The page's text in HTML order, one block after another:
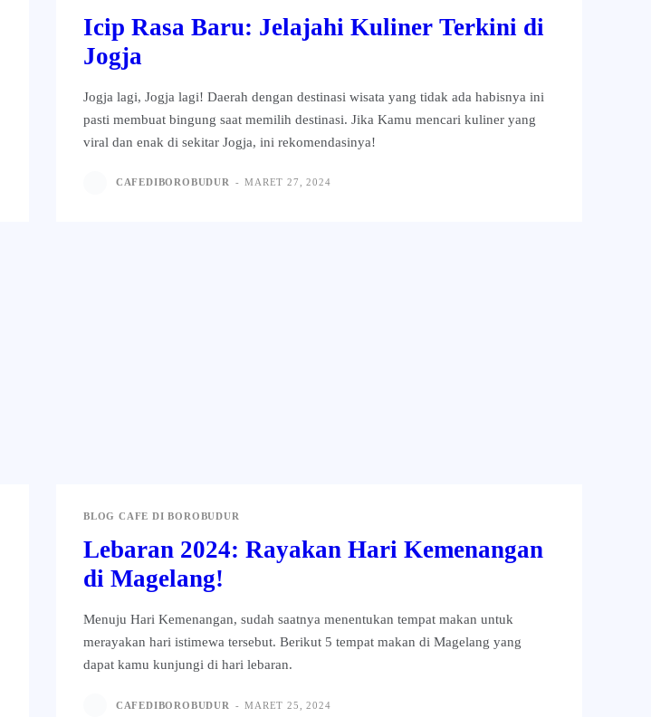
Icip Rasa Baru: Jelajahi Kuliner Terkini di
Jogja
Jogja lagi, Jogja lagi! Daerah dengan destinasi wisata yang tidak ada habisnya ini
pasti membuat bingung saat memilih destinasi. Jika Kamu mencari kuliner yang
viral dan enak di sekitar Jogja, ini rekomendasinya!
CAFEDIBOROBUDUR - MARET 27, 2024
BLOG CAFE DI BOROBUDUR
Lebaran 2024: Rayakan Hari Kemenangan
di Magelang!
Menuju Hari Kemenangan, sudah saatnya menentukan tempat makan untuk
merayakan hari istimewa tersebut. Berikut 5 tempat makan di Magelang yang
dapat kamu kunjungi di hari lebaran.
CAFEDIBOROBUDUR - MARET 25, 2024